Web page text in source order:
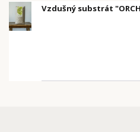
Vzdušný substrát